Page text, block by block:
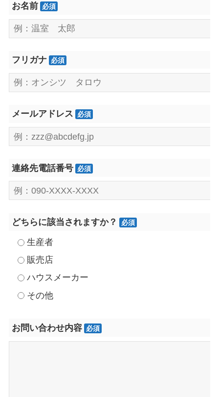
お名前 必須
フリガナ 必須
メールアドレス 必須
連絡先電話番号 必須
どちらに該当されますか？ 必須
生産者
販売店
ハウスメーカー
その他
お問い合わせ内容 必須